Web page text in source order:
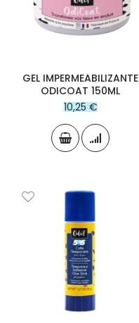
GEL IMPERMEABILIZANTE
ODICOAT 150ML
10,25 €